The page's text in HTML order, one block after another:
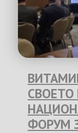
СВОЕТО
ФОРУМ